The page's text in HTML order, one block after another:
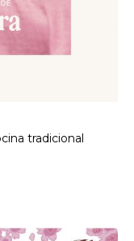
tradicional